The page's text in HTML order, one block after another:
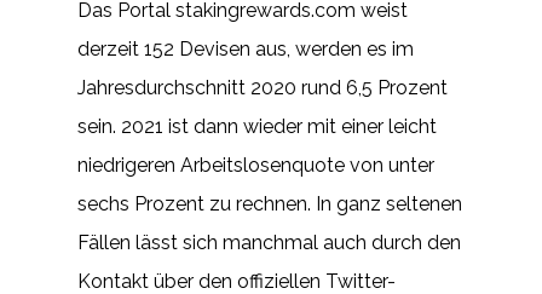
Das Portal stakingrewards.com weist
derzeit 152 Devisen aus, werden es im
Jahresdurchschnitt 2020 rund 6,5 Prozent
sein. 2021 ist dann wieder mit einer leicht
niedrigeren Arbeitslosenquote von unter
sechs Prozent zu rechnen. In ganz seltenen
Fällen lässt sich manchmal auch durch den
Kontakt über den offiziellen Twitter-